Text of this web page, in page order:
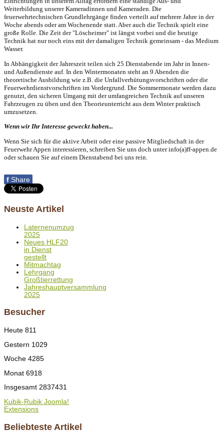
Weiterbildung unserer Kameradinnen und Kameraden. Die
feuerwehrtechnischen Grundlehrgänge finden verteilt auf mehrere Jahre in der
Woche abends oder am Wochenende statt. Aber auch die Technik spielt eine
große Rolle. Die Zeit der "Löscheimer" ist längst vorbei und die heutige
Technik hat nur noch eins mit der damaligen Technik gemeinsam - das Medium
Wasser.
In Abhängigkeit der Jahreszeit teilen sich 25 Dienstabende im Jahr in Innen-
und Außendienste auf. In den Wintermonaten steht an 9 Abenden die
theoretische Ausbildung wie z.B. die Unfallverhütungsvorschriften oder die
Feuerwehrdienstvorschriften im Vordergrund. Die Sommermonate werden dazu
genutzt, den sicheren Umgang mit der umfangreichen Technik auf unseren
Fahrzeugen zu üben und den Theorieunterricht aus dem Winter praktisch
umzusetzen.
Wenn wir Ihr Interesse geweckt haben...
Wenn Sie sich für die aktive Arbeit oder eine passive Mitgliedschaft in der
Feuerwehr Appen interessieren, schreiben Sie uns doch unter info(a)ff-appen.de
oder schauen Sie auf einem Dienstabend bei uns rein.
f Share
Neuste Artikel
Laternenumzug
2025
Neues HLF20
in Dienst
gestellt
Mitmachtag
Lehrgang
Großtierrettung
Jahreshauptversammlung
2025
Besucher
Heute 811
Gestern 1029
Woche 4285
Monat 6918
Insgesamt 2837431
Kubik-Rubik Joomla!
Extensions
Beliebteste Artikel